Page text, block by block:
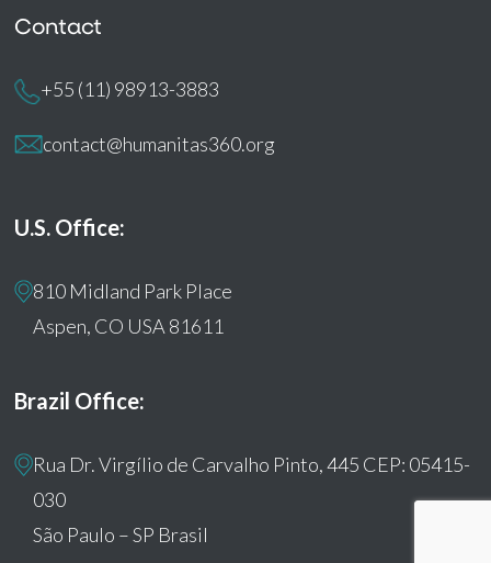
Contact
+55 (11) 98913-3883
contact@humanitas360.org
U.S. Office:
810 Midland Park Place
Aspen, CO USA 81611
Brazil Office:
Rua Dr. Virgílio de Carvalho Pinto, 445 CEP: 05415-
030
São Paulo – SP Brasil